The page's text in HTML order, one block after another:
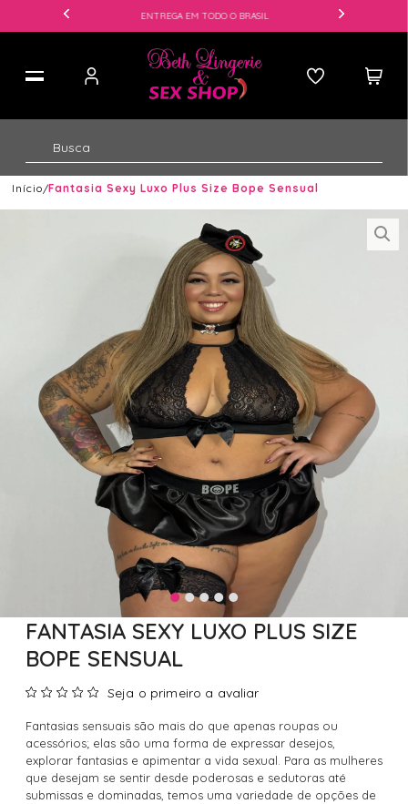
ENTREGA EM TODO O BRASIL
Início Fantasia Sexy Luxo Plus Size Bope Sensual
FANTASIA SEXY LUXO PLUS SIZE
BOPE SENSUAL
Seja o primeiro a avaliar
Fantasias sensuais são mais do que apenas roupas ou
acessórios; elas são uma forma de expressar desejos,
explorar fantasias e apimentar a vida sexual. Para as mulheres
que desejam se sentir desde poderosas e sedutoras até
submissas e dominadas, temos uma variedade de opções de